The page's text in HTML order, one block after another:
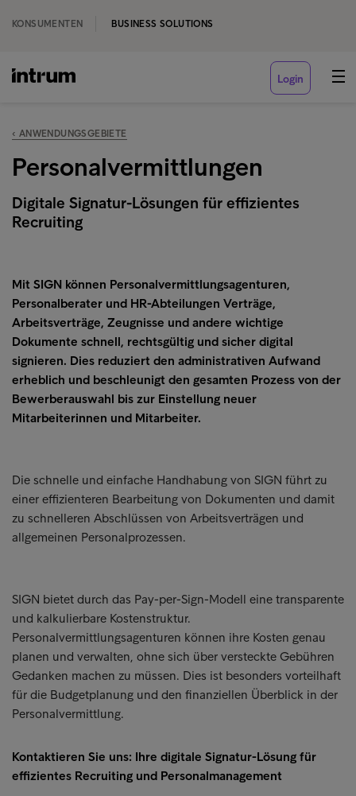
KONSUMENTEN BUSINESS SOLUTIONS
Login
‹ ANWENDUNGSGEBIETE
Personalvermittlungen
Digitale Signatur-Lösungen für effizientes
Recruiting
Mit SIGN können Personalvermittlungsagenturen,
Personalberater und HR-Abteilungen Verträge,
Arbeitsverträge, Zeugnisse und andere wichtige
Dokumente schnell, rechtsgültig und sicher digital
signieren. Dies reduziert den administrativen Aufwand
erheblich und beschleunigt den gesamten Prozess von der
Bewerberauswahl bis zur Einstellung neuer
Mitarbeiterinnen und Mitarbeiter.
Die schnelle und einfache Handhabung von SIGN führt zu
einer effizienteren Bearbeitung von Dokumenten und damit
zu schnelleren Abschlüssen von Arbeitsverträgen und
allgemeinen Personalprozessen.
SIGN bietet durch das Pay-per-Sign-Modell eine transparente
und kalkulierbare Kostenstruktur.
Personalvermittlungsagenturen können ihre Kosten genau
planen und verwalten, ohne sich über versteckte Gebühren
Gedanken machen zu müssen. Dies ist besonders vorteilhaft
für die Budgetplanung und den finanziellen Überblick in der
Personalvermittlung.
Kontaktieren Sie uns: Ihre digitale Signatur-Lösung für
effizientes Recruiting und Personalmanagement